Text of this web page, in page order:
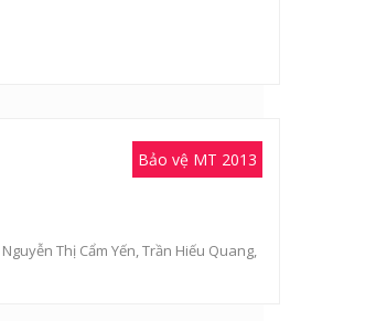
Bảo vệ MT 2013
Nguyễn Thị Cẩm Yến,Trần Hiếu Quang,